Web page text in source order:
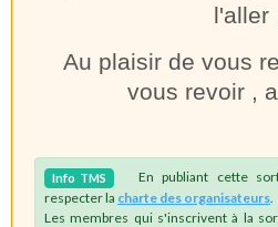
l'aller
Au plaisir de vous
vous revoir ,
Info TMS En publiant cette
respecter la charte des organisateurs
Les membres qui s'inscrivent à la